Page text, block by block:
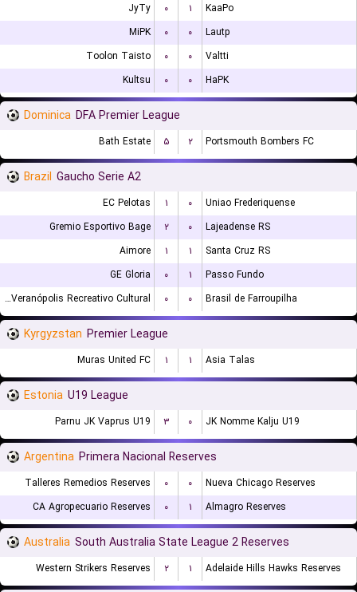
JyTy ۰ ۱
KaaPo
MiPK
۰ ۰
Lautp
Toolon Taisto
۰ ۰
Valtti
Kultsu
۰ ۰ HaPK
Dominica DFA Premier League
Bath Estate ۵ ۲ Portsmouth Bombers FC
Brazil Gaucho Serie A2
EC Pelotas ۱ ۰
Uniao Frederiquense
Gremio Esportivo Bage
۲ ۰
Lajeadense RS
Aimore
۱ ۱
Santa Cruz RS
GE Gloria
۰ ۱
Passo Fundo
EC Veranópolis Recreativo Cultural
۰ ۰ Brasil de Farroupilha
Kyrgyzstan Premier League
Muras United FC ۱ ۱ Asia Talas
Estonia U19 League
Parnu JK Vaprus U19 ۳ ۰ JK Nomme Kalju U19
Argentina Primera Nacional Reserves
Talleres Remedios Reserves ۰ ۰
Nueva Chicago Reserves
CA Agropecuario Reserves
۰ ۱ Almagro Reserves
Australia South Australia State League 2 Reserves
Western Strikers Reserves ۲ ۱ Adelaide Hills Hawks Reserves